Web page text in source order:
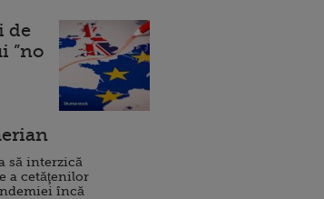
de
”no
să interzică
a cetăţenilor
încă